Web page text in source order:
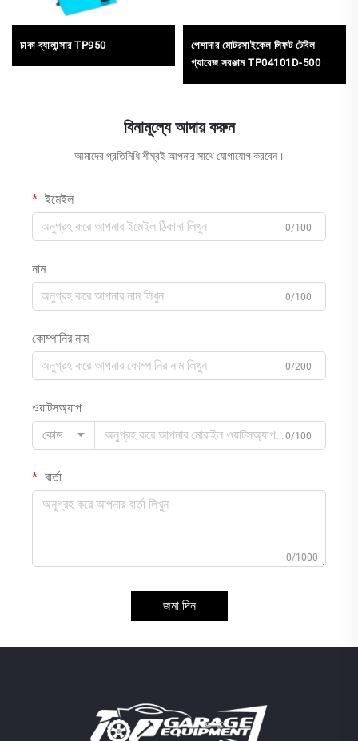
চাকা ব্যালান্সার TP950
পেশাদার মোটরসাইকেল লিফট টেবিল
গ্যারেজ সরঞ্জাম TP04101D-500
বিনামূল্যে আদায় করুন
আমাদের প্রতিনিধি শীঘ্রই আপনার সাথে যোগাযোগ করবেন।
ইমেইল
0/100
নাম
0/100
কোম্পানির নাম
0/200
ওয়াটসঅ্যাপ
কোড
0/100
বার্তা
0/1000
জমা দিন